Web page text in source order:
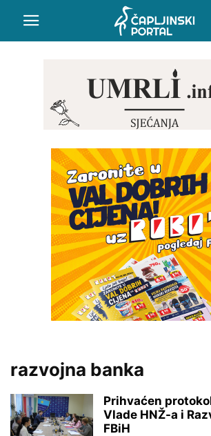
razvojna banka
Prihvaćen
Vlade HNŽ-a i
FBiH